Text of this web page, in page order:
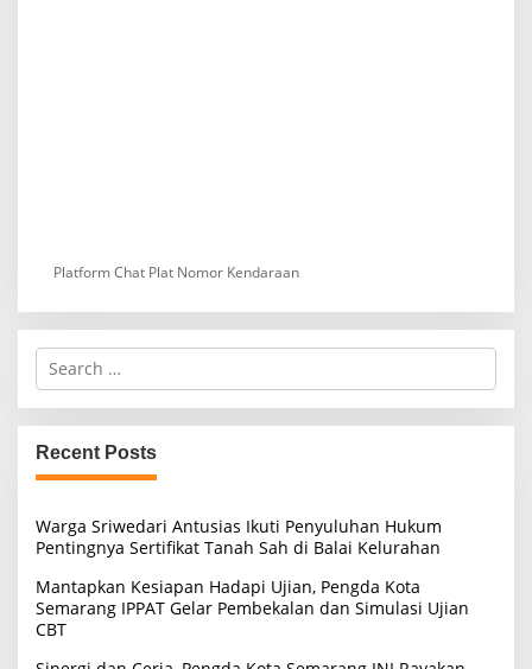
Platform Chat Plat Nomor Kendaraan
S
r
c
h
f
r
:
Recent Posts
Warga Sriwedari Antusias Ikuti Penyuluhan Hukum
Pentingnya Sertifikat Tanah Sah di Balai Kelurahan
Mantapkan Kesiapan Hadapi Ujian, Pengda Kota
Semarang IPPAT Gelar Pembekalan dan Simulasi Ujian
CBT